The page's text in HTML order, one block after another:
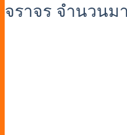
จราจร จำนวนม